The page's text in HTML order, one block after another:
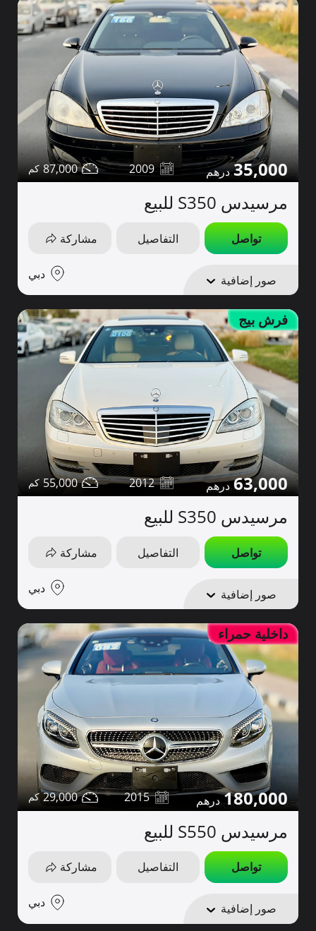
35,000
2009
87,000
مرسيدس S350 للبيع
تواصل التفاصيل مشاركة
صور إضافية دبي
فرش بيج
63,000
2012
55,000
مرسيدس S350 للبيع
تواصل التفاصيل مشاركة
صور إضافية دبي
داخلية حمراء
180,000
2015
29,000
مرسيدس S550 للبيع
تواصل التفاصيل مشاركة
صور إضافية دبي